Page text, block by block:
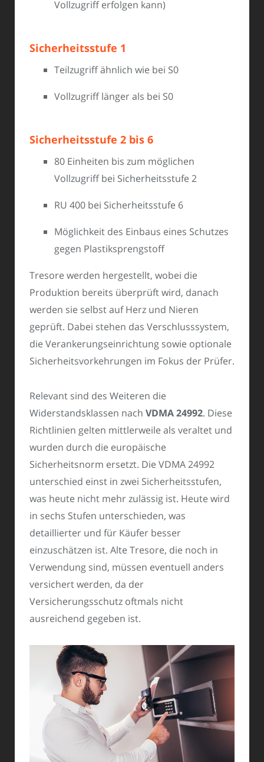
Vollzugriff erfolgen kann)
Sicherheitsstufe 1
Teilzugriff ähnlich wie bei S0
Vollzugriff länger als bei S0
Sicherheitsstufe 2 bis 6
80 Einheiten bis zum möglichen
Vollzugriff bei Sicherheitsstufe 2
RU 400 bei Sicherheitsstufe 6
Möglichkeit des Einbaus eines Schutzes
gegen Plastiksprengstoff
Tresore werden hergestellt, wobei die
Produktion bereits überprüft wird, danach
werden sie selbst auf Herz und Nieren
geprüft. Dabei stehen das Verschlusssystem,
die Verankerungseinrichtung sowie optionale
Sicherheitsvorkehrungen im Fokus der Prüfer.
Relevant sind des Weiteren die
Widerstandsklassen nach VDMA 24992. Diese
Richtlinien gelten mittlerweile als veraltet und
wurden durch die europäische
Sicherheitsnorm ersetzt. Die VDMA 24992
unterschied einst in zwei Sicherheitsstufen,
was heute nicht mehr zulässig ist. Heute wird
in sechs Stufen unterschieden, was
detaillierter und für Käufer besser
einzuschätzen ist. Alte Tresore, die noch in
Verwendung sind, müssen eventuell anders
versichert werden, da der
Versicherungsschutz oftmals nicht
ausreichend gegeben ist.